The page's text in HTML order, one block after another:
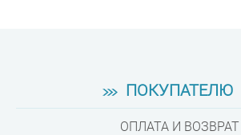
ПОКУПАТЕЛЮ
ОПЛАТА И ВОЗВРАТ